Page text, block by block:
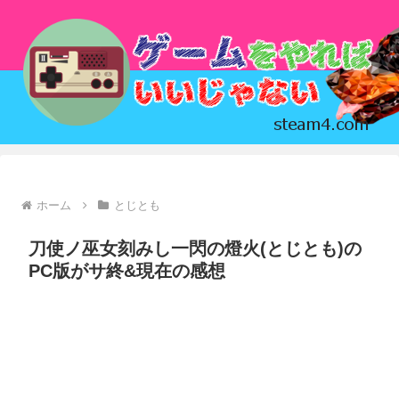
ホーム とじとも
刀使ノ巫女刻みし一閃の燈火(とじとも)の
PC版がサ終&現在の感想